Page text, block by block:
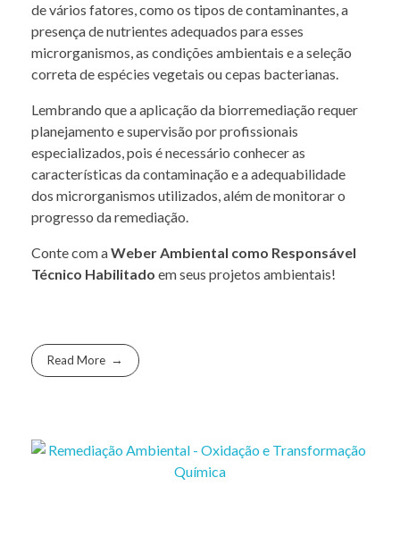
de vários fatores, como os tipos de contaminantes, a
presença de nutrientes adequados para esses
microrganismos, as condições ambientais e a seleção
correta de espécies vegetais ou cepas bacterianas.
Lembrando que a aplicação da biorremediação requer
planejamento e supervisão por profissionais
especializados, pois é necessário conhecer as
características da contaminação e a adequabilidade
dos microrganismos utilizados, além de monitorar o
progresso da remediação.
Conte com aWeber Ambiental como Responsável
Técnico Habilitado em seus projetos ambientais!
Read More